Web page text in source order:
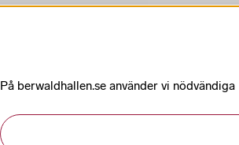
På berwaldhallen.se använder vi